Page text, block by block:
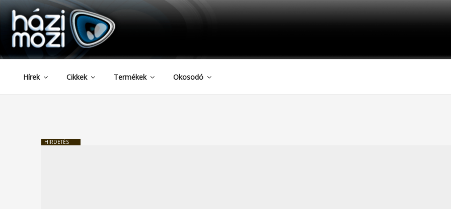
Tartalomhoz
HAZIMOZI
Hírek Cikkek Termékek Okosodó
HIRDETÉS